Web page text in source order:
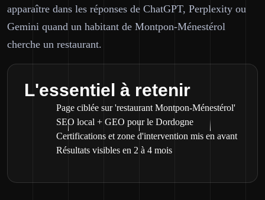
apparaître dans les réponses de ChatGPT, Perplexity ou
Gemini quand un habitant de Montpon-Ménestérol
cherche un restaurant.
L'essentiel à retenir
Page ciblée sur 'restaurant Montpon-Ménestérol'
SEO local + GEO pour le Dordogne
Certifications et zone d'intervention mis en avant
Résultats visibles en 2 à 4 mois